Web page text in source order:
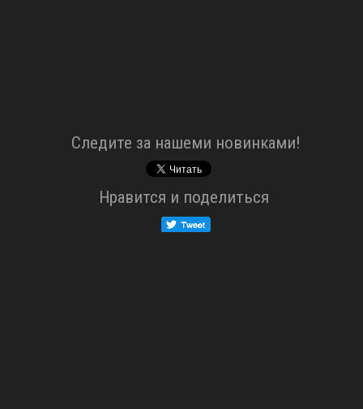
Cледите за нашеми новинками!
Нравится и поделиться